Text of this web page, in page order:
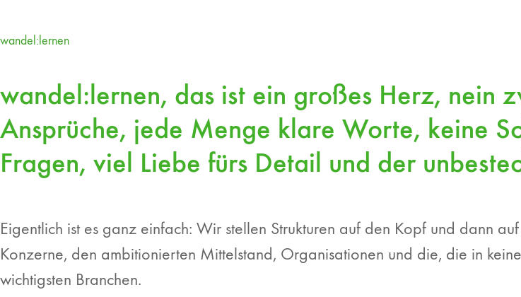
wandel:lernen
wandel:lernen, das ist ein großes Herz, nein
Ansprüche, jede Menge klare Worte, keine
Fragen, viel Liebe fürs Detail und der
Eigentlich ist es ganz einfach: Wir stellen Strukturen auf den Kopf und dann
Konzerne, den ambitionierten Mittelstand, Organisationen und die, die in
wichtigsten Branchen.